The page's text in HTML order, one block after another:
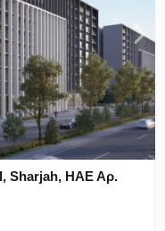
Sharjah, ΗΑΕ Αρ.